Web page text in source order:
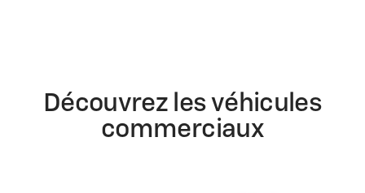
Découvrez les véhicules
commerciaux